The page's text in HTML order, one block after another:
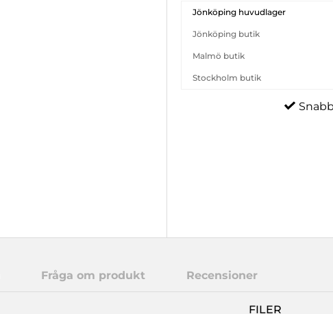
Jönköping huvudlager
Jönköping butik
Malmö butik
Stockholm butik
Fråga om produkt Recensioner
FILER